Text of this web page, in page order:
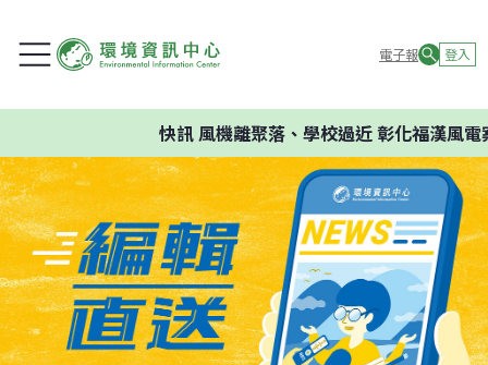
電子報 登入
快訊風機離聚落、學校過近 彰化福漢風電案